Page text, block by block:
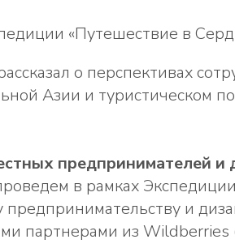
«Путешествие в
о перспективах
Азии и туристическом
предпринимателей и
в рамках
и
партнерами из